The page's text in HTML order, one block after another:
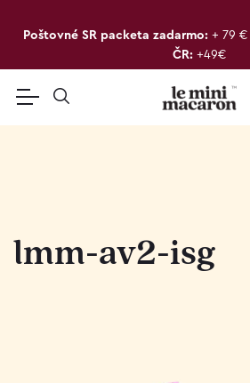
Poštovné SR packeta zadarmo: + 79 €
ČR: +49€
lmm-av2-isg